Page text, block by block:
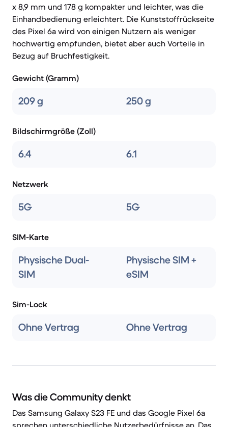
x 8,9 mm und 178 g kompakter und leichter, was die
Einhandbedienung erleichtert. Die Kunststoffrückseite
des Pixel 6a wird von einigen Nutzern als weniger
hochwertig empfunden, bietet aber auch Vorteile in
Bezug auf Bruchfestigkeit.
Gewicht (Gramm)
209 g 250 g
Bildschirmgröße (Zoll)
6.4 6.1
Netzwerk
5G 5G
SIM-Karte
Physische Dual-
SIM
Physische SIM +
eSIM
Sim-Lock
Ohne Vertrag Ohne Vertrag
Was die Community denkt
Das Samsung Galaxy S23 FE und das Google Pixel 6a
sprechen unterschiedliche Nutzerbedürfnisse an. Das